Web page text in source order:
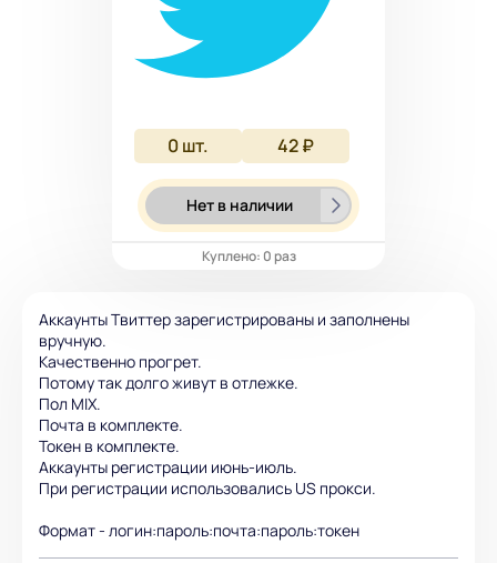
0шт. 42 ₽
Нет в наличии
Куплено: 0 раз
Аккаунты Твиттер зарегистрированы и заполнены
вручную.
Качественно прогрет.
Потому так долго живут в отлежке.
Пол MIX.
Почта в комплекте.
Токен в комплекте.
Аккаунты регистрации июнь-июль.
При регистрации использовались US прокси.
Формат - логин:пароль:почта:пароль:токен